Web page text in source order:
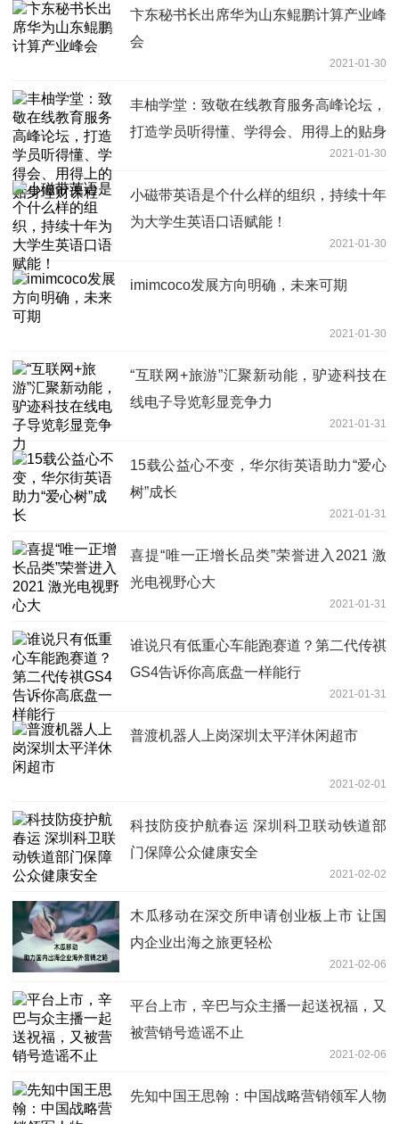
卞东秘书长出席华为山东鲲鹏计算产业峰
会
2021-01-30
丰柚学堂：致敬在线教育服务高峰论坛，
打造学员听得懂、学得会、用得上的贴身
2021-01-30
小磁带英语是个什么样的组织，持续十年
为大学生英语口语赋能！
2021-01-30
imimcoco发展方向明确，未来可期
2021-01-30
“互联网+旅游”汇聚新动能，驴迹科技在
线电子导览彰显竞争力
2021-01-31
15载公益心不变，华尔街英语助力“爱心
树”成长
2021-01-31
喜提“唯一正增长品类”荣誉进入2021 激
光电视野心大
2021-01-31
谁说只有低重心车能跑赛道？第二代传祺
GS4告诉你高底盘一样能行
2021-01-31
普渡机器人上岗深圳太平洋休闲超市
2021-02-01
科技防疫护航春运 深圳科卫联动铁道部
门保障公众健康安全
2021-02-02
木瓜移动在深交所申请创业板上市 让国
内企业出海之旅更轻松
2021-02-06
平台上市，辛巴与众主播一起送祝福，又
被营销号造谣不止
2021-02-06
先知中国王思翰：中国战略营销领军人物